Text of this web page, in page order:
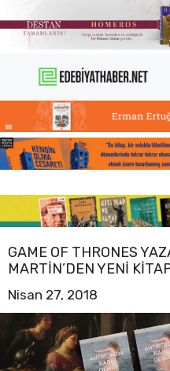
atla
GAME OF THRONES
MARTIN’DEN YENI
Nisan 27, 2018